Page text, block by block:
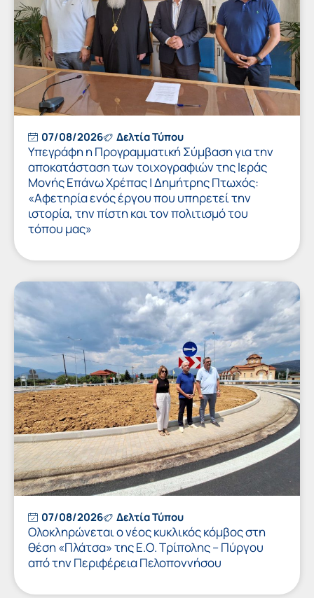
07/08/2026 Δελτία Τύπου
Υπεγράφη η Προγραμματική Σύμβαση για την
αποκατάσταση των τοιχογραφιών της Ιεράς
Μονής Επάνω Χρέπας | Δημήτρης Πτωχός:
«Αφετηρία ενός έργου που υπηρετεί την
ιστορία, την πίστη και τον πολιτισμό του
τόπου μας»
07/08/2026 Δελτία Τύπου
Ολοκληρώνεται ο νέος κυκλικός κόμβος στη
θέση «Πλάτσα» της Ε.Ο. Τρίπολης – Πύργου
από την Περιφέρεια Πελοποννήσου